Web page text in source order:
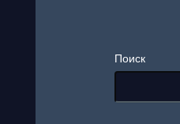
Поиск